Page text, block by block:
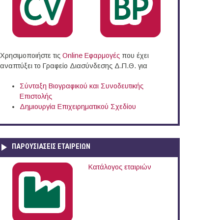
Χρησιμοποιήστε τις Online Eφαρμογές που έχει
αναπτύξει το Γραφείο Διασύνδεσης Δ.Π.Θ. για
Σύνταξη Βιογραφικού και Συνοδευτικής
Επιστολής
Δημιουργία Επιχειρηματικού Σχεδίου
ΠΑΡΟΥΣΙΆΣΕΙΣ ΕΤΑΙΡΕΙΏΝ
Κατάλογος εταιριών